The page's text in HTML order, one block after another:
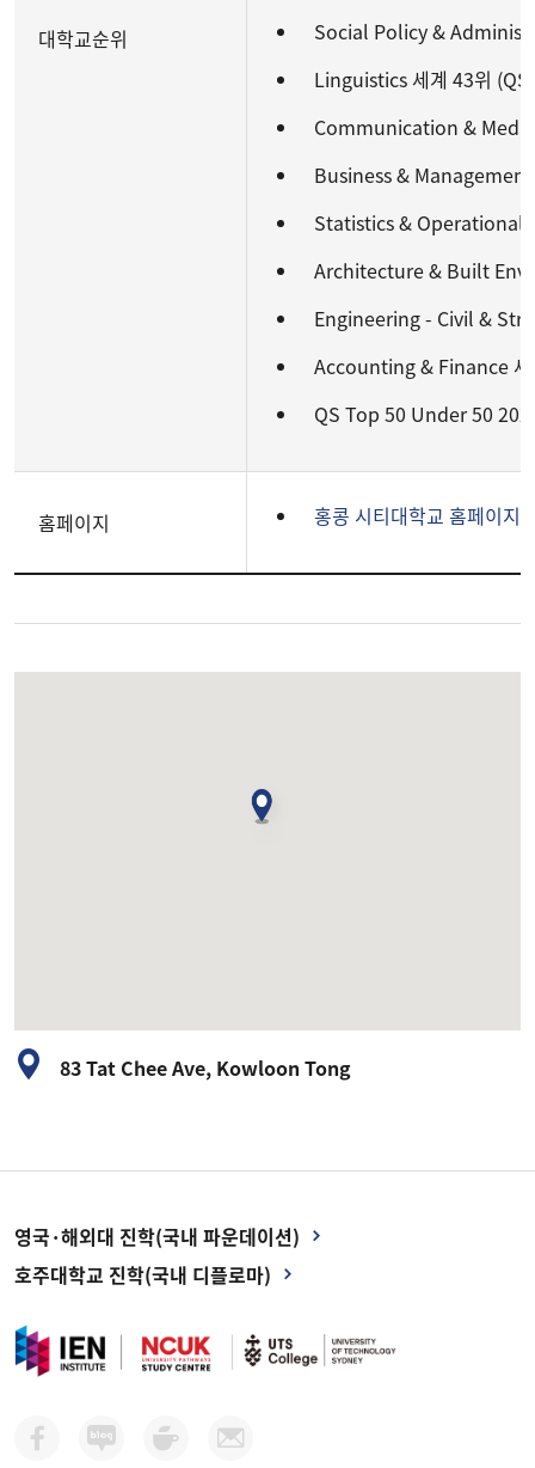
대학교순위
Social Policy &
Linguistics 세계 43위
Communication &
Business &
Statistics & Operational
Architecture & Built
Engineering - Civil &
Accounting & Finance
QS Top 50 Under 50
홈페이지 홍콩 시티대학교 홈페이지
83 Tat Chee Ave, Kowloon Tong
영국·해외대 진학(국내 파운데이션)
호주대학교 진학(국내 디플로마)